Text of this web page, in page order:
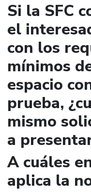
Si la SFC
el
con los
mínimos
espacio
prueba,
mismo
a
A cuáles
aplica la